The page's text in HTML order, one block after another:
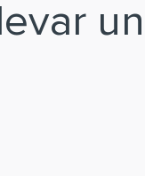
un